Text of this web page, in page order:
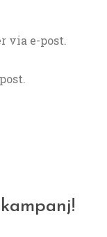
via e-post.